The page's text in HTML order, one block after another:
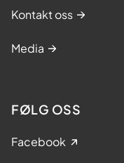
Kontakt oss
Media
FØLG OSS
Facebook